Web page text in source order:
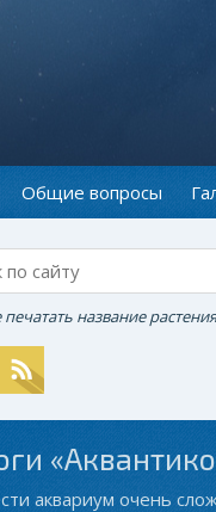
Общие вопросы
название
аквариум очень